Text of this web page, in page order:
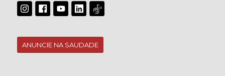
ANUNCIE NA SAUDADE